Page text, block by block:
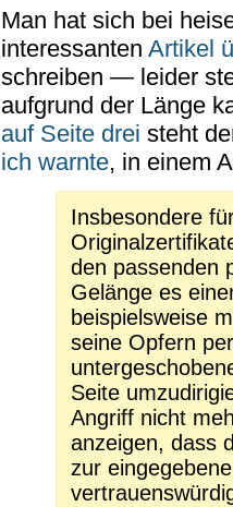
Man hat sich bei
interessanten Artikel
schreiben — leider
aufgrund der Länge
auf Seite drei steht
ich warnte, in einem
Insbesondere
den passenden
Gelänge es
beispielsweise
seine Opfern
Seite
Angriff nicht
anzeigen, dass
zur